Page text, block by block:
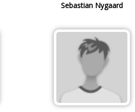
Sebastian Nygaard